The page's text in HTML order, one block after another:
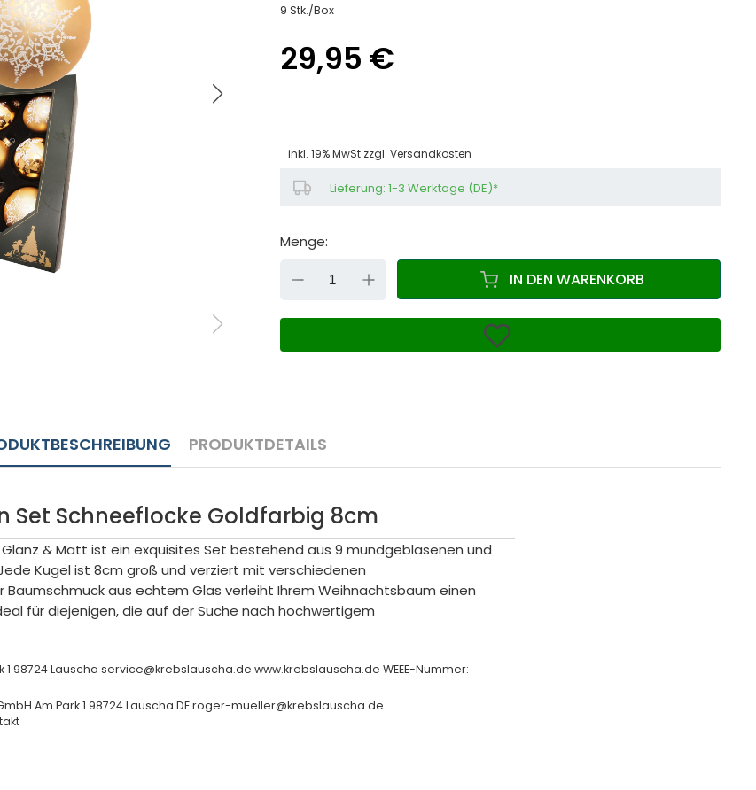
9 Stk./Box
29,95 €
inkl. 19% MwSt zzgl. Versandkosten
Lieferung: 1-3 Werktage (DE)*
Menge:
DOWN IN DEN WARENKORB
PRODUKTDETAILS
Set Schneeflocke Goldfarbig 8cm
& Matt ist ein exquisites Set bestehend aus 9 mundgeblasenen und
Kugel ist 8cm groß und verziert mit verschiedenen
Baumschmuck aus echtem Glas verleiht Ihrem Weihnachtsbaum einen
für diejenigen, die auf der Suche nach hochwertigem
1 98724 Lauscha service@krebslauscha.de www.krebslauscha.de WEEE-Nummer:
Am Park 1 98724 Lauscha DE roger-mueller@krebslauscha.de